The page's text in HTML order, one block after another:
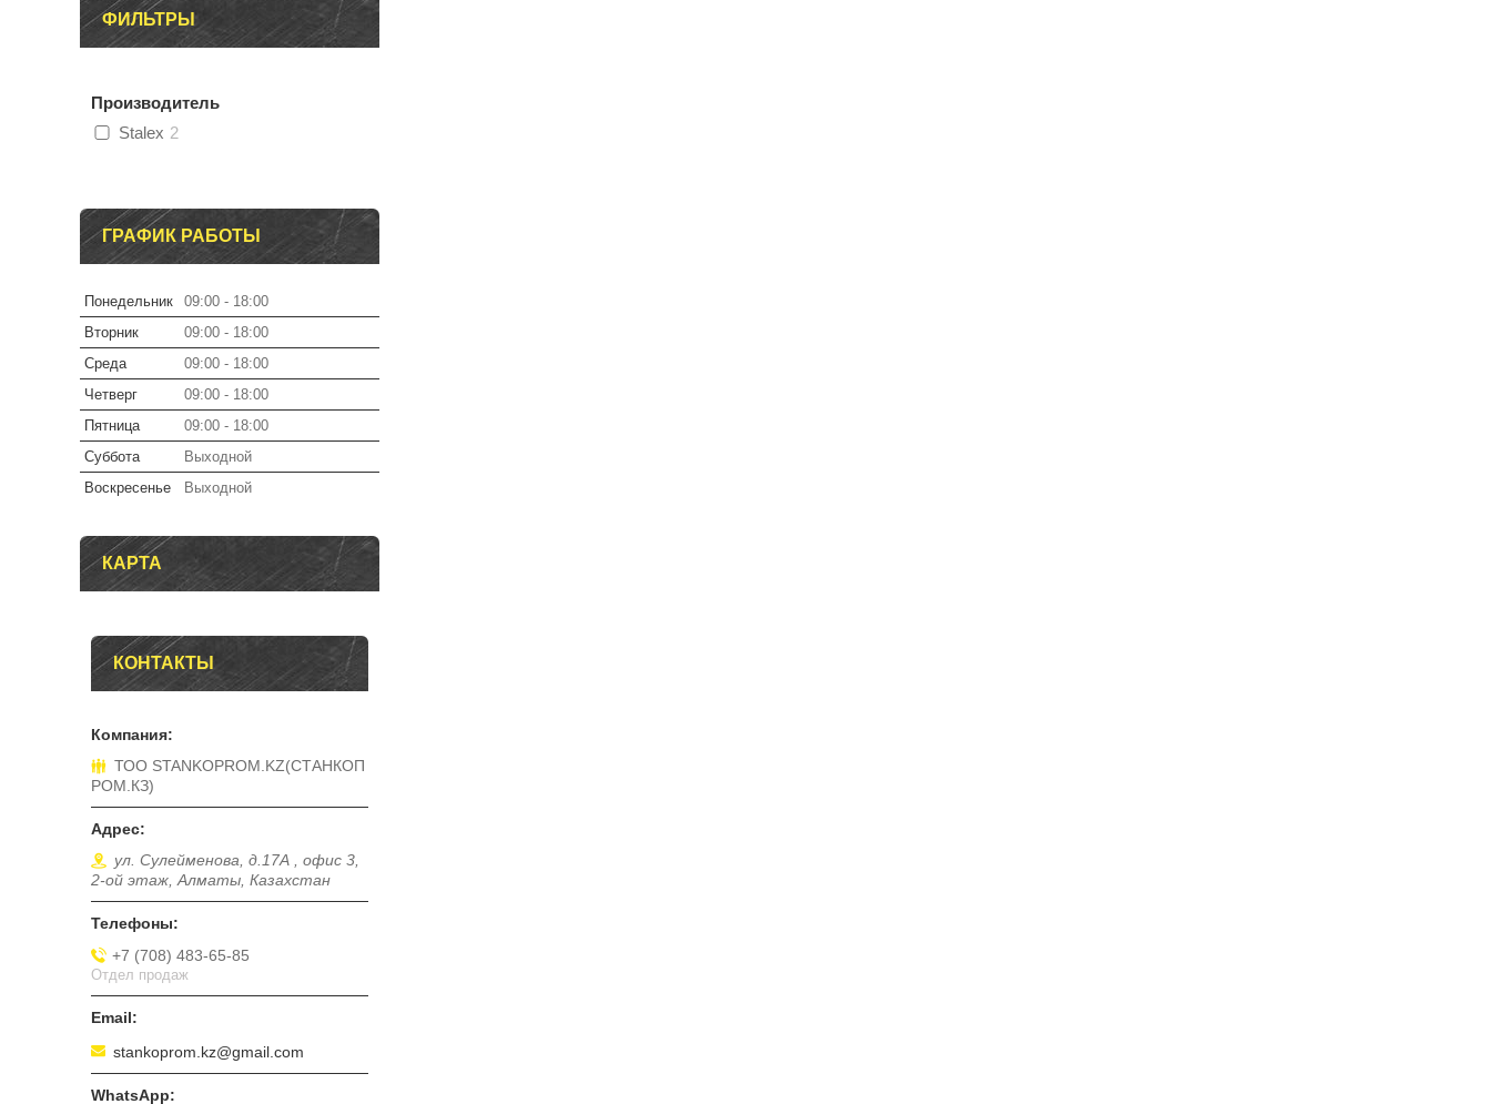
ФИЛЬТРЫ
Производитель
Stalex 2
ГРАФИК РАБОТЫ
Понедельник 09:00
18:00
Вторник
09:00
18:00
Среда
09:00
18:00
Четверг
09:00
18:00
Пятница
09:00
18:00
Суббота
Выходной
Воскресенье
Выходной
КАРТА
КОНТАКТЫ
ТОО STANKOPROM.KZ(СТАНКОП
РОМ.КЗ)
ул. Сулейменова, д.17А , офис 3,
2-ой этаж, Алматы, Казахстан
+7 (708) 483-65-85
Отдел продаж
stankoprom.kz@gmail.com